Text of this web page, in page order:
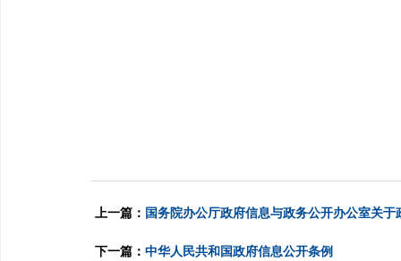
上一篇： 国务院办公厅政府信息与政务公开办公室关
下一篇： 中华人民共和国政府信息公开条例